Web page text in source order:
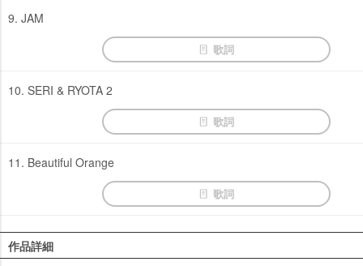
9. JAM
歌詞
10. SERI & RYOTA 2
歌詞
11. Beautiful Orange
歌詞
作品詳細